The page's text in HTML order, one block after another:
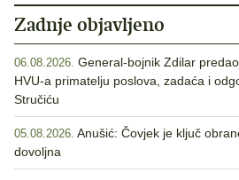
Zadnje objavljeno
06.08.2026. General-bojnik Zdilar
HVU-a primatelju poslova, zadaća i
Stručiću
05.08.2026. Anušić: Čovjek je ključ
dovoljna